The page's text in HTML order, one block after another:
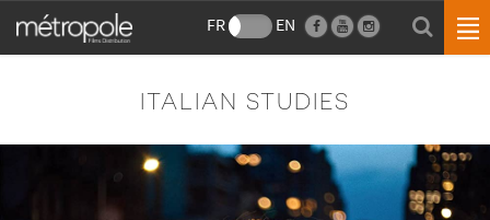
FR EN
ITALIAN STUDIES